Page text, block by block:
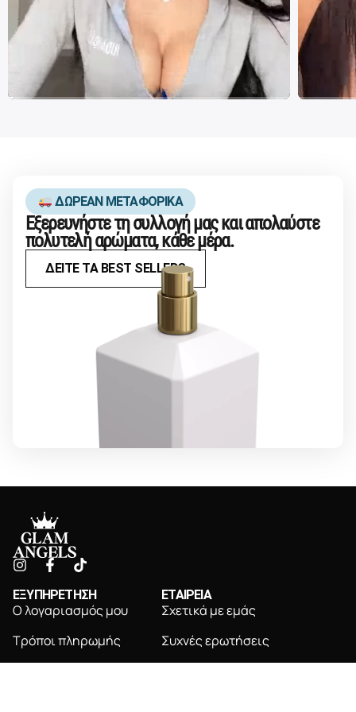
ΔΩΡΕΑΝ ΜΕΤΑΦΟΡΙΚΑ
Εξερευνήστε τη συλλογή μας και απολαύστε
πολυτελή αρώματα, κάθε μέρα.
ΔΕΙΤΕ ΤΑ BEST SELLERS
ΕΞΥΠΗΡΕΤΗΣΗ
Ο λογαριασμός μου
Τρόποι πληρωμής
ΕΤΑΙΡΕΙΑ
Σχετικά με εμάς
Συχνές ερωτήσεις